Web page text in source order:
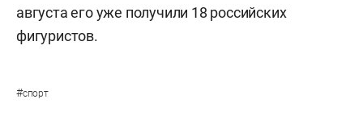
августа его уже получили 18 российских
фигуристов.
#спорт